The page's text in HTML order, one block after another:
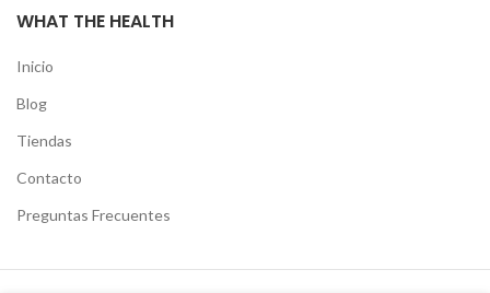
WHAT THE HEALTH
Inicio
Blog
Tiendas
Contacto
Preguntas Frecuentes